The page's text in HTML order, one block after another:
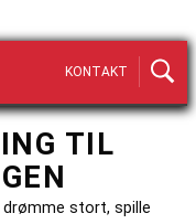
KONTAKT
TIL
drømme stort, spille